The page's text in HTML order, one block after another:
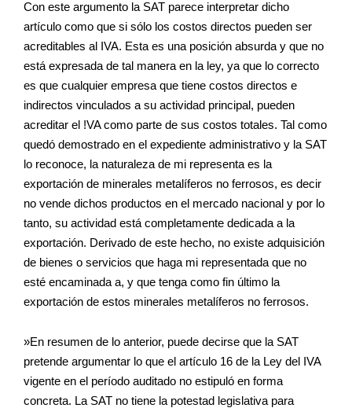
Con este argumento la SAT parece interpretar dicho
artículo como que si sólo los costos directos pueden ser
acreditables al IVA. Esta es una posición absurda y que no
está expresada de tal manera en la ley, ya que lo correcto
es que cualquier empresa que tiene costos directos e
indirectos vinculados a su actividad principal, pueden
acreditar el !VA como parte de sus costos totales. Tal como
quedó demostrado en el expediente administrativo y la SAT
lo reconoce, la naturaleza de mi representa es la
exportación de minerales metalíferos no ferrosos, es decir
no vende dichos productos en el mercado nacional y por lo
tanto, su actividad está completamente dedicada a la
exportación. Derivado de este hecho, no existe adquisición
de bienes o servicios que haga mi representada que no
esté encaminada a, y que tenga como fin último la
exportación de estos minerales metalíferos no ferrosos.
»En resumen de lo anterior, puede decirse que la SAT
pretende argumentar lo que el artículo 16 de la Ley del IVA
vigente en el período auditado no estipuló en forma
concreta. La SAT no tiene la potestad legislativa para